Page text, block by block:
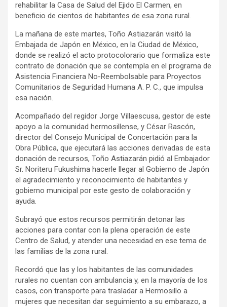
rehabilitar la Casa de Salud del Ejido El Carmen, en
beneficio de cientos de habitantes de esa zona rural.
La mañana de este martes, Toño Astiazarán visitó la
Embajada de Japón en México, en la Ciudad de México,
donde se realizó el acto protocolorario que formaliza este
contrato de donación que se contempla en el programa de
Asistencia Financiera No-Reembolsable para Proyectos
Comunitarios de Seguridad Humana A. P. C., que impulsa
esa nación.
Acompañado del regidor Jorge Villaescusa, gestor de este
apoyo a la comunidad hermosillense, y César Rascón,
director del Consejo Municipal de Concertación para la
Obra Pública, que ejecutará las acciones derivadas de esta
donación de recursos, Toño Astiazarán pidió al Embajador
Sr. Noriteru Fukushima hacerle llegar al Gobierno de Japón
el agradecimiento y reconocimiento de habitantes y
gobierno municipal por este gesto de colaboración y
ayuda.
Subrayó que estos recursos permitirán detonar las
acciones para contar con la plena operación de este
Centro de Salud, y atender una necesidad en ese tema de
las familias de la zona rural.
Recordó que las y los habitantes de las comunidades
rurales no cuentan con ambulancia y, en la mayoría de los
casos, con transporte para trasladar a Hermosillo a
mujeres que necesitan dar seguimiento a su embarazo, a